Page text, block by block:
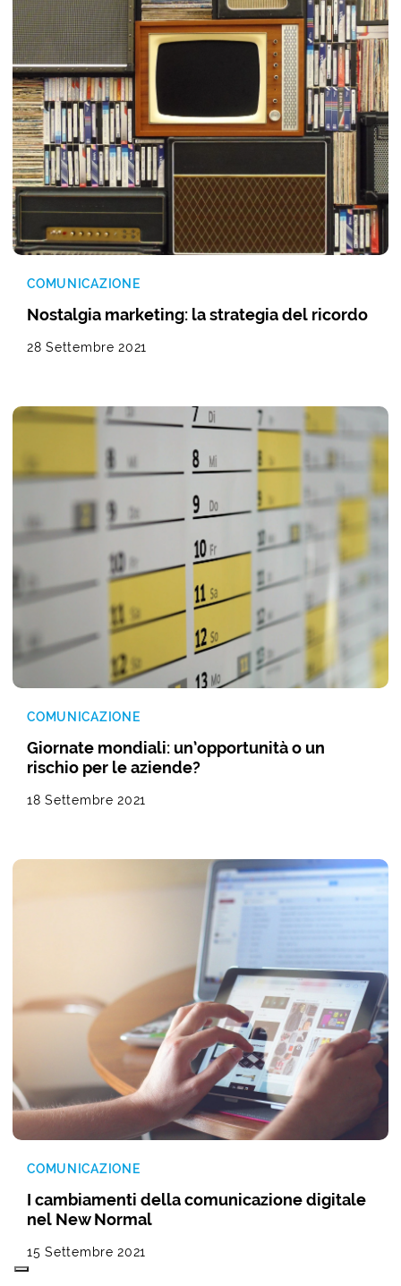
COMUNICAZIONE
Nostalgia marketing: la strategia del ricordo
28 Settembre 2021
COMUNICAZIONE
Giornate mondiali: un’opportunità o un
rischio per le aziende?
18 Settembre 2021
COMUNICAZIONE
I cambiamenti della comunicazione digitale
nel New Normal
15 Settembre 2021